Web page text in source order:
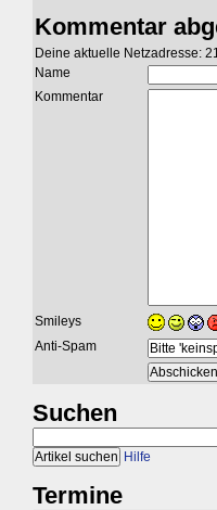
Kommentar
Deine aktuelle Netzadresse:
Name
Kommentar
Smileys
Anti-Spam
Suchen
Hilfe
Termine